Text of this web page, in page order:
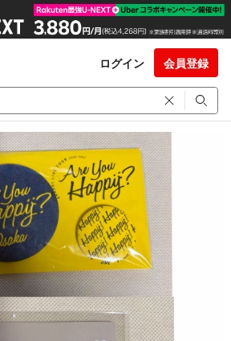
ログイン 会員登録